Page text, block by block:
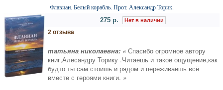
Флавиан. Белый корабль. Прот. Александр Торик.
275 р. Нет в наличии
2 отзыва
татьяна николаевна: « Спасибо огромное автору
книг,Алесандру Торику .Читаешь и такое ощущение,как
будто ты сам стоишь и рядом и переживаешь всё
вместе с героями книги. »